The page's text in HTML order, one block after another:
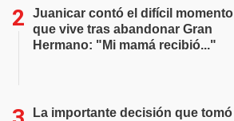
Juanicar contó el difícil momento
que vive tras abandonar Gran
Hermano: "Mi mamá recibió..."
La importante decisión que tomó